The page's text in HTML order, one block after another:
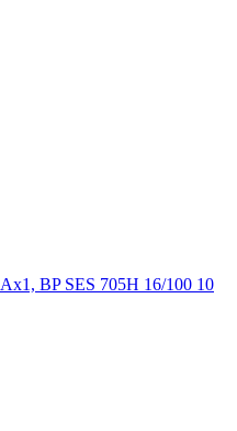
BP SES 705H 16/100 10